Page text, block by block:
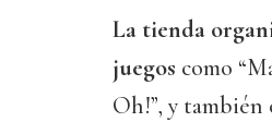
La tienda
juegos como
Oh!”, y también